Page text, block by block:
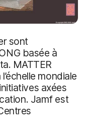
sont
basée à
MATTER
mondiale
axées
Jamf est